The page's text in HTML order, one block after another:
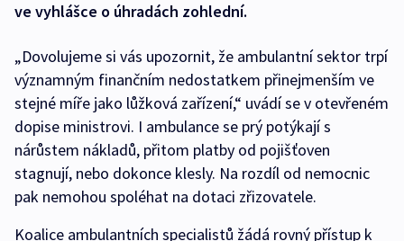
ve vyhlášce o úhradách zohlední.
„Dovolujeme si vás upozornit, že ambulantní sektor trpí
významným finančním nedostatkem přinejmenším ve
stejné míře jako lůžková zařízení,“ uvádí se v otevřeném
dopise ministrovi. I ambulance se prý potýkají s
nárůstem nákladů, přitom platby od pojišťoven
stagnují, nebo dokonce klesly. Na rozdíl od nemocnic
pak nemohou spoléhat na dotaci zřizovatele.
Koalice ambulantních specialistů žádá rovný přístup k